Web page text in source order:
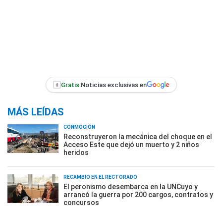
+ Gratis:Noticias exclusivas en
MÁS LEÍDAS
CONMOCIÓN
Reconstruyeron la mecánica del choque en el
Acceso Este que dejó un muerto y 2 niños
heridos
RECAMBIO EN EL RECTORADO
El peronismo desembarca en la UNCuyo y
arrancó la guerra por 200 cargos, contratos y
concursos